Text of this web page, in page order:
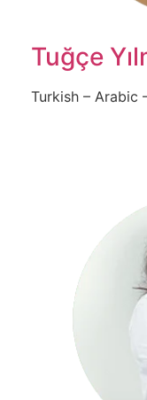
Tuğçe
Turkish – Arabic